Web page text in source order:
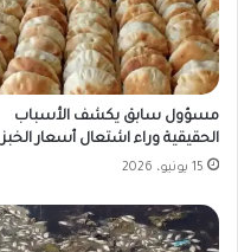
مسؤول سابق يكشف الأسباب
الحقيقية وراء اشتعال أسعار الخبز
15 يونيو، 2026